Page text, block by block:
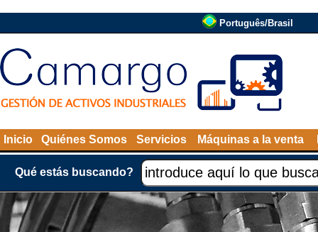
Português/Brasil
Inicio Quiénes Somos Servicios Máquinas a la venta
Qué estás buscando?